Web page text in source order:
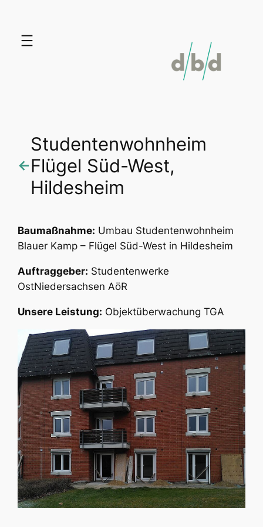
springen
←
Studentenwohnheim
Flügel Süd-West,
Hildesheim
Baumaßnahme: Umbau Studentenwohnheim
Blauer Kamp – Flügel Süd-West in Hildesheim
Auftraggeber: Studentenwerke
OstNiedersachsen AöR
Unsere Leistung: Objektüberwachung TGA